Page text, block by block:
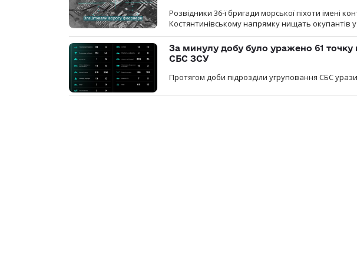
Розвідники 36-ї бригади морської піхоти імені
Костянтинівському напрямку нищать окупантів у
За минулу добу було уражено 61
СБС ЗСУ
Протягом доби підрозділи угруповання СБС